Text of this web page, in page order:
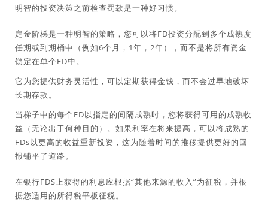
明智的投资决策之前检查罚款是一种好习惯。
定金阶梯是一种明智的策略，您可以将FD投资分配到多个成熟度
任期或到期桶中（例如6个月，1年，2年），而不是将所有资金
锁定在单个FD中。
它为您提供财务灵活性，可以定期获得金钱，而不会过早地破坏
长期存款。
当梯子中的每个FD以指定的间隔成熟时，您将获得可用的成熟收
益（无论出于何种目的）。如果利率在将来提高，可以将成熟的
FDs以更高的收益重新投资，这为随着时间的推移提供更好的回
报铺平了道路。
在银行FDS上获得的利息应根据“其他来源的收入”为征税，并根
据您适用的所得税平板征税。